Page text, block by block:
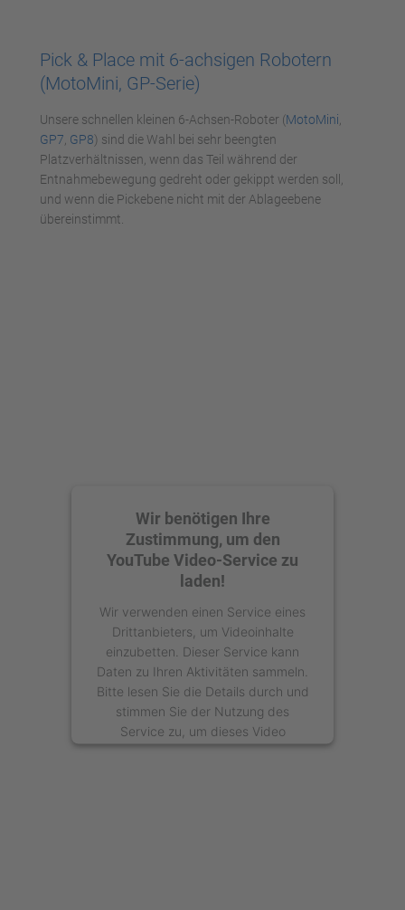
Akzeptieren
Management Platform
Pick & Place mit 6-achsigen Robotern
(MotoMini, GP-Serie)
Unsere schnellen kleinen 6-Achsen-Roboter (MotoMini
GP7 GP8) sind die Wahl bei sehr beengten
Platzverhältnissen, wenn das Teil während der
Entnahmebewegung gedreht oder gekippt werden soll,
und wenn die Pickebene nicht mit der Ablageebene
übereinstimmt.
Wir benötigen Ihre
Zustimmung, um den
YouTube Video-Service zu
laden!
Wir verwenden einen Service eines
Drittanbieters, um Videoinhalte
einzubetten. Dieser Service kann
Daten zu Ihren Aktivitäten sammeln.
Bitte lesen Sie die Details durch und
stimmen Sie der Nutzung des
Service zu, um dieses Video
anzusehen.